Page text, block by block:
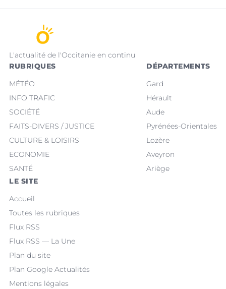
L'actualité de l'Occitanie en continu
RUBRIQUES
MÉTÉO
INFO TRAFIC
SOCIÉTÉ
FAITS-DIVERS / JUSTICE
CULTURE & LOISIRS
ECONOMIE
SANTÉ
DÉPARTEMENTS
Gard
Hérault
Aude
Pyrénées-Orientales
Lozère
Aveyron
Ariège
LE SITE
Accueil
Toutes les rubriques
Flux RSS
Flux RSS — La Une
Plan du site
Plan Google Actualités
Mentions légales